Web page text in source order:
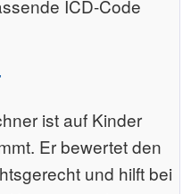
ICD-Code
ist auf Kinder
Er bewertet den
und hilft bei